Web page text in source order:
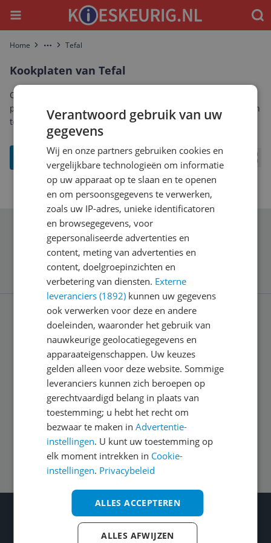
Menu
Home More Tefal
Kookplaten van Tefal
Ontdek het complete aanbod kookplaten van Tefal. Vergelijk
prijzen, specificaties en reviews om de beste Tefal kookplaten
te vinden die bij jou past.
Schrijf je in voor onze nieuwsbrief
Service
Algemeen
Zakelijk
Volg ons op
Wat je ook kiest: Blijf kieskeurig
Gecontroleerde reviews
Verantwoord gebruik van uw
gegevens
Wij en onze partners gebruiken cookies en
vergelijkbare technologieën om informatie
op uw apparaat op te slaan en te openen
en om persoonsgegevens te verwerken,
zoals uw IP-adres, unieke identificatoren
en browsegegevens, voor
gepersonaliseerde advertenties en
content, meting van advertenties en
content, doelgroepinzichten en
verbetering van diensten. Externe
leveranciers (1892) kunnen uw gegevens
ook verwerken voor deze en andere
doeleinden, waaronder het gebruik van
nauwkeurige geolocatiegegevens en
apparaateigenschappen. Uw keuzes
gelden alleen voor deze website. Sommige
leveranciers kunnen zich beroepen op
gerechtvaardigd belang in plaats van
toestemming; u hebt het recht om
bezwaar te maken inAdvertentie-
instellingen. U kunt uw toestemming op
elk moment intrekken in Cookie-
instellingen. Privacybeleid
ALLES ACCEPTEREN
ALLES AFWIJZEN